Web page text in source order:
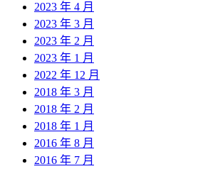
2023 年 4 月
2023 年 3 月
2023 年 2 月
2023 年 1 月
2022 年 12 月
2018 年 3 月
2018 年 2 月
2018 年 1 月
2016 年 8 月
2016 年 7 月